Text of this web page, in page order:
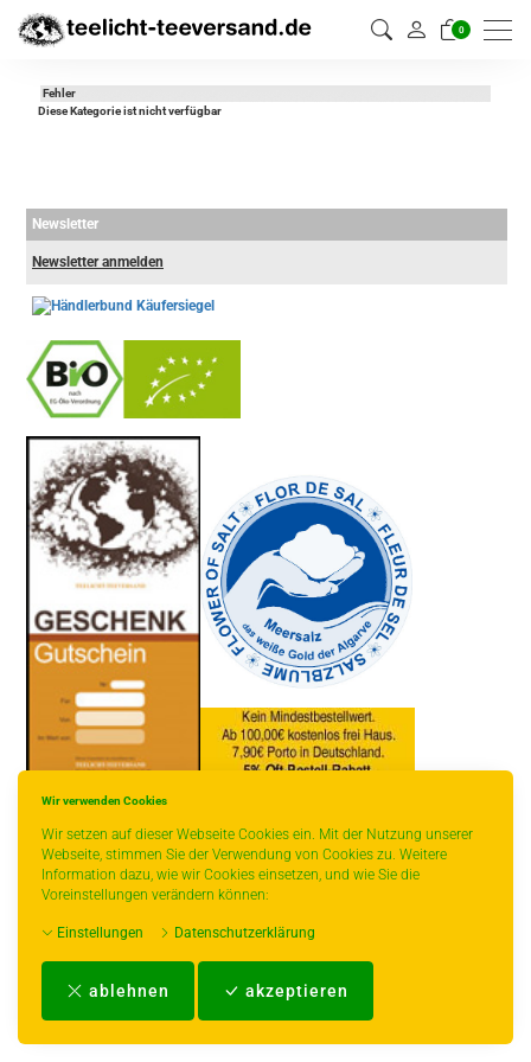
Wir verwenden Cookies
Wir setzen auf dieser Webseite Cookies ein. Mit der Nutzung unserer
Webseite, stimmen Sie der Verwendung von Cookies zu. Weitere
Information dazu, wie wir Cookies einsetzen, und wie Sie die
Voreinstellungen verändern können:
Einstellungen Datenschutzerklärung
ablehnen akzeptieren
0
Fehler
Diese Kategorie ist nicht verfügbar
Newsletter
Newsletter anmelden
* gilt für Lieferungen innerhalb Deutschlands, Lieferzeiten für andere
Länder entnehmen Sie bitte der Schaltfläche mit den Versandinformationen.
Impressum-AGB-Zahlungs- und Versandbedingungen
Biozertifikat
Widerrufsrecht -